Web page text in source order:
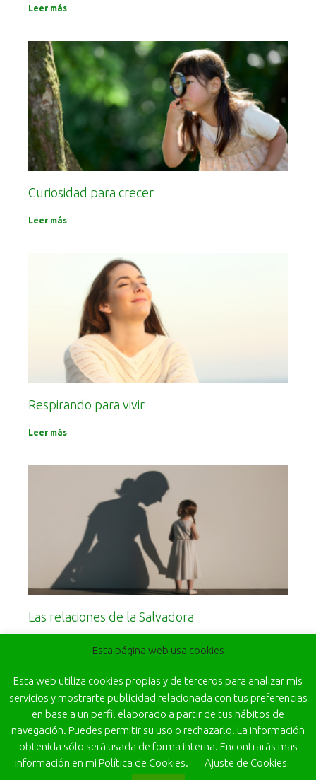
Leer más
Curiosidad para crecer
Leer más
Respirando para vivir
Leer más
Las relaciones de la Salvadora
Esta página web usa cookies
Esta web utiliza cookies propias y de terceros para analizar mis
servicios y mostrarte publicidad relacionada con tus preferencias
en base a un perfil elaborado a partir de tus hábitos de
navegación. Puedes permitir su uso o rechazarlo. La información
obtenida sólo será usada de forma interna. Encontrarás mas
información en mi Política de Cookies.
Ajuste de Cookies